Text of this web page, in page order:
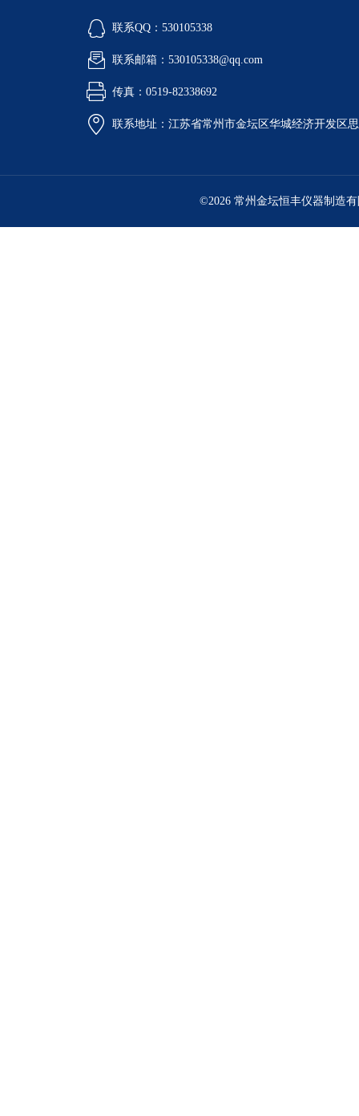
联系QQ：530105338
联系邮箱：530105338@qq.com
传真：0519-82338692
联系地址：江苏省常州市金坛区华城经济开发区
©2026 常州金坛恒丰仪器制造